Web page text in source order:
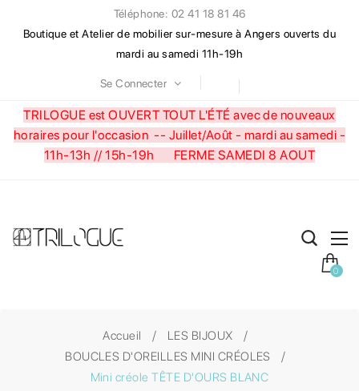
Téléphone: 02 41 18 81 46
Boutique et Atelier de mobilier sur-mesure à Angers ouverts du
mardi au samedi 11h-19h
Se Connecter
TRILOGUE est OUVERT TOUT L'ÉTÉ avec de nouveaux
horaires pour l'occasion -- Juillet/Août - mardi au samedi -
11h-13h // 15h-19h FERME SAMEDI 8 AOUT
0
Accueil
LES BIJOUX
BOUCLES D'OREILLES MINI CRÉOLES
Mini créole TÊTE D'OURS BLANC